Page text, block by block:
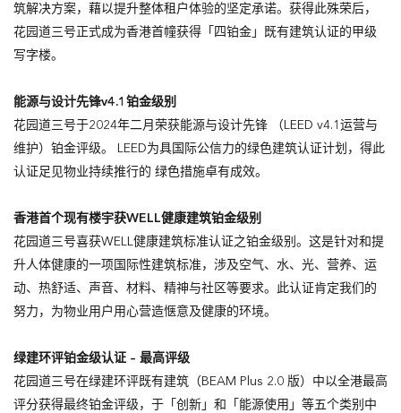
筑解决方案，藉以提升整体租户体验的坚定承诺。获得此殊荣后，
花园道三号正式成为香港首幢获得「四铂金」既有建筑认证的甲级
写字楼。
能源与设计先锋v4.1铂金级别
花园道三号于2024年二月荣获能源与设计先锋 （LEED v4.1运营与
维护）铂金评级。 LEED为具国际公信力的绿色建筑认证计划，得此
认证足见物业持续推行的 绿色措施卓有成效。
香港首个现有楼宇获WELL健康建筑铂金级别
花园道三号喜获WELL健康建筑标准认证之铂金级别。这是针对和提
升人体健康的一项国际性建筑标准，涉及空气、水、光、营养、运
动、热舒适、声音、材料、精神与社区等要求。此认证肯定我们的
努力，为物业用户用心营造惬意及健康的环境。
绿建环评铂金级认证 – 最高评级
花园道三号在绿建环评既有建筑（BEAM Plus 2.0 版）中以全港最高
评分获得最终铂金评级，于「创新」和「能源使用」等五个类别中